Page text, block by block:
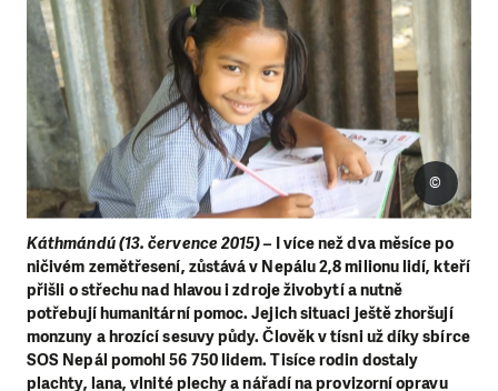
Káthmándú (13. července 2015) – I více než dva měsíce po
ničivém zemětřesení, zůstává v Nepálu 2,8 milionu lidí, kteří
přišli o střechu nad hlavou i zdroje živobytí a nutně
potřebují humanitární pomoc. Jejich situaci ještě zhoršují
monzuny a hrozící sesuvy půdy. Člověk v tísni už díky sbírce
SOS Nepál pomohl 56 750 lidem. Tisíce rodin dostaly
plachty, lana, vlnité plechy a nářadí na provizorní opravu
©